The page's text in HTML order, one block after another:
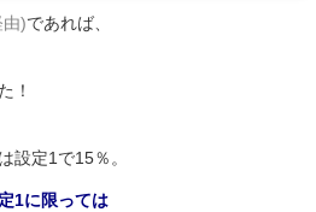
)であれば、
！
設定1で15％。
1に限っては